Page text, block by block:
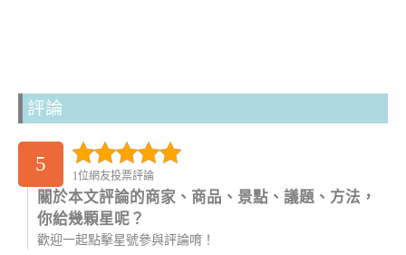
評論
5
1位網友投票評論
關於本文評論的商家、商品、景點、議題、方法，
你給幾顆星呢？
歡迎一起點擊星號參與評論唷！